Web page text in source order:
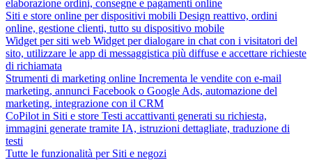
elaborazione ordini, consegne e pagamenti online
Siti e store online per dispositivi mobili Design reattivo, ordini
online, gestione clienti, tutto su dispositivo mobile
Widget per siti web Widget per dialogare in chat con i visitatori del
sito, utilizzare le app di messaggistica più diffuse e accettare richieste
di richiamata
Strumenti di marketing online Incrementa le vendite con e-mail
marketing, annunci Facebook o Google Ads, automazione del
marketing, integrazione con il CRM
CoPilot in Siti e store Testi accattivanti generati su richiesta,
immagini generate tramite IA, istruzioni dettagliate, traduzione di
testi
Tutte le funzionalità per Siti e negozi